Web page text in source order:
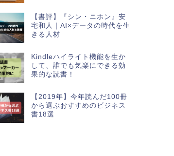
【書評】『シン・ニホン』安
宅和人｜AI×データの時代を生
きる人材
Kindleハイライト機能を生か
して、誰でも気楽にできる効
果的な読書！
【2019年】今年読んだ100冊
から選ぶおすすめのビジネス
書18選